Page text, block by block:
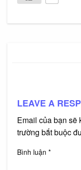
LEAVE A
Email của bạn sẽ
trường bắt buộc
Bình luận *